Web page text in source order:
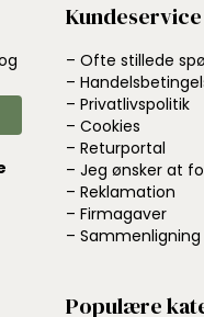
Kundeservice
– Ofte stillede
–
– Privatlivspolitik
– Cookies
– Returportal
– Jeg ønsker at
– Reklamation
– Firmagaver
– Sammenligning
Populære